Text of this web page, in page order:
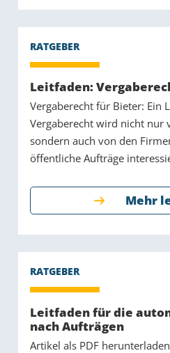
Leitfaden:
Vergaberecht für Bieter: Ein
Vergaberecht wird nicht nur
sondern auch von den
öffentliche Aufträge
Mehr
Leitfaden für die
nach Aufträgen
Artikel als PDF